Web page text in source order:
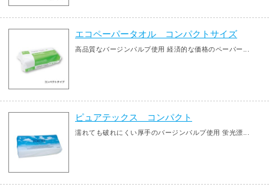
エコペーパータオル コンパクトサイズ
高品質なバージンパルプ使用 経済的な価格のペーパー...
ピュアテックス コンパクト
濡れても破れにくい厚手のバージンパルプ使用 蛍光漂...